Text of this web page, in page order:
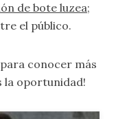
de bote luzea;
el público.
conocer más
la oportunidad!